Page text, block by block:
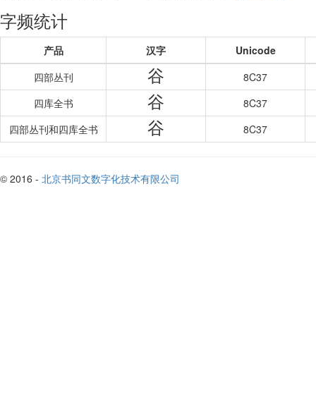
字频统计
产品 汉字
Unicode
四部丛刊
谷
8C37
四库全书
谷
8C37
四部丛刊和四库全书
谷 8C37
© 2016 - 北京书同文数字化技术有限公司